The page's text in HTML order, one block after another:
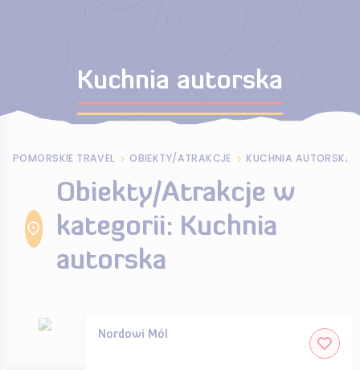
Kuchnia autorska
POMORSKIE TRAVEL OBIEKTY/ATRAKCJE KUCHNIA AUTORSKA
Obiekty/Atrakcje w
kategorii: Kuchnia
autorska
Nordowi Mól